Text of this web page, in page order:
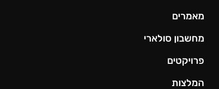
מאמרים
מחשבון סולארי
פרויקטים
המלצות